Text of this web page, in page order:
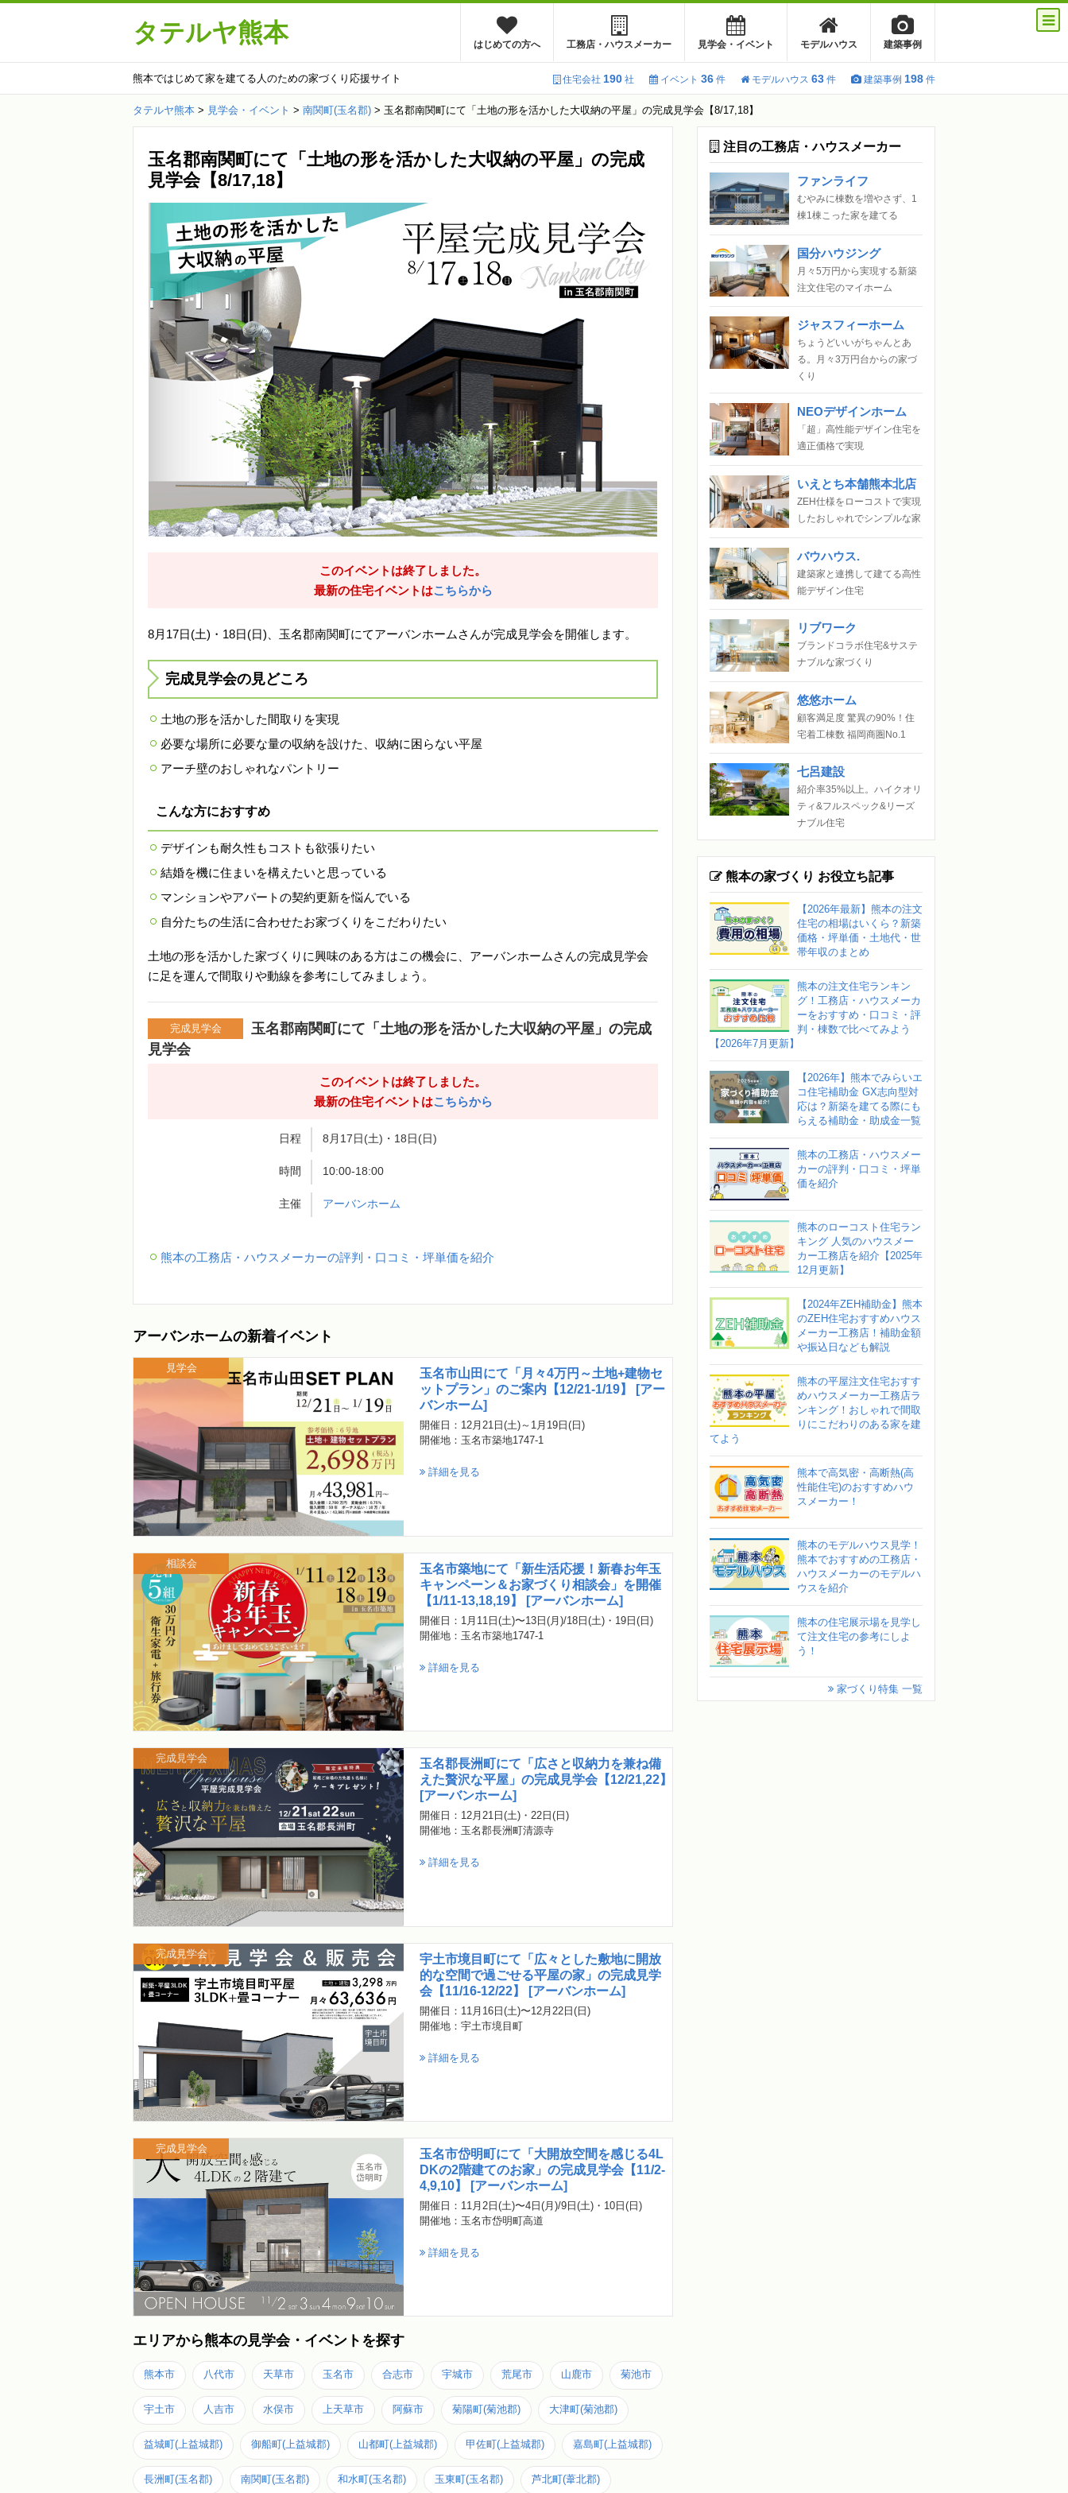
タテルヤ熊本 はじめての方へ 工務店・ハウスメーカー 見学会・イベント モデルハウス 建築事例
熊本ではじめて家を建てる人のための家づくり応援サイト 住宅会社 190 社 イベント 36 件 モデルハウス 63 件 建築事例 198 件
タテルヤ熊本 > 見学会・イベント > 南関町(玉名郡) > 玉名郡南関町にて「土地の形を活かした大収納の平屋」の完成見学会【8/17,18】
玉名郡南関町にて「土地の形を活かした大収納の平屋」の完成
見学会【8/17,18】
このイベントは終了しました。
最新の住宅イベントはこちらから
8月17日(土)・18日(日)、玉名郡南関町にてアーバンホームさんが完成見学会を開催します。
完成見学会の見どころ
土地の形を活かした間取りを実現
必要な場所に必要な量の収納を設けた、収納に困らない平屋
アーチ壁のおしゃれなパントリー
こんな方におすすめ
デザインも耐久性もコストも欲張りたい
結婚を機に住まいを構えたいと思っている
マンションやアパートの契約更新を悩んでいる
自分たちの生活に合わせたお家づくりをこだわりたい
土地の形を活かした家づくりに興味のある方はこの機会に、アーバンホームさんの完成見学会
に足を運んで間取りや動線を参考にしてみましょう。
玉名郡南関町にて「土地の形を活かした大収納の平屋」の完成
見学会
このイベントは終了しました。
最新の住宅イベントはこちらから
日程 8月17日(土)・18日(日)
時間 10:00-18:00
主催 アーバンホーム
完成見学会
熊本の工務店・ハウスメーカーの評判・口コミ・坪単価を紹介
アーバンホームの新着イベント
玉名市山田にて「月々4万円～土地+建物セ
ットプラン」のご案内【12/21-1/19】 [アー
バンホーム]
開催日：12月21日(土)～1月19日(日)
開催地：玉名市築地1747-1
詳細を見る
見学会
玉名市築地にて「新生活応援！新春お年玉
キャンペーン＆お家づくり相談会」を開催
【1/11-13,18,19】 [アーバンホーム]
開催日：1月11日(土)〜13日(月)/18日(土)・19日(日)
開催地：玉名市築地1747-1
詳細を見る
相談会
玉名郡長洲町にて「広さと収納力を兼ね備
えた贅沢な平屋」の完成見学会【12/21,22】
[アーバンホーム]
開催日：12月21日(土)・22日(日)
開催地：玉名郡長洲町清源寺
詳細を見る
完成見学会
宇土市境目町にて「広々とした敷地に開放
的な空間で過ごせる平屋の家」の完成見学
会【11/16-12/22】 [アーバンホーム]
開催日：11月16日(土)〜12月22日(日)
開催地：宇土市境目町
詳細を見る
完成見学会
玉名市岱明町にて「大開放空間を感じる4L
DKの2階建てのお家」の完成見学会【11/2-
4,9,10】 [アーバンホーム]
開催日：11月2日(土)〜4日(月)/9日(土)・10日(日)
開催地：玉名市岱明町高道
詳細を見る
完成見学会
エリアから熊本の見学会・イベントを探す
熊本市 八代市 天草市 玉名市 合志市 宇城市 荒尾市 山鹿市 菊池市
宇土市 人吉市 水俣市 上天草市 阿蘇市 菊陽町(菊池郡) 大津町(菊池郡)
益城町(上益城郡) 御船町(上益城郡) 山都町(上益城郡) 甲佐町(上益城郡) 嘉島町(上益城郡)
長洲町(玉名郡) 南関町(玉名郡) 和水町(玉名郡) 玉東町(玉名郡) 芦北町(葦北郡)
注目の工務店・ハウスメーカー
ファンライフ
むやみに棟数を増やさず、1
棟1棟こった家を建てる
国分ハウジング
月々5万円から実現する新築
注文住宅のマイホーム
ジャスフィーホーム
ちょうどいいがちゃんとあ
る。月々3万円台からの家づ
くり
NEOデザインホーム
「超」高性能デザイン住宅を
適正価格で実現
いえとち本舗熊本北店
ZEH仕様をローコストで実現
したおしゃれでシンプルな家
バウハウス.
建築家と連携して建てる高性
能デザイン住宅
リブワーク
ブランドコラボ住宅&サステ
ナブルな家づくり
悠悠ホーム
顧客満足度 驚異の90%！住
宅着工棟数 福岡商圏No.1
七呂建設
紹介率35%以上。ハイクオリ
ティ&フルスペック&リーズ
ナブル住宅
熊本の家づくり お役立ち記事
【2026年最新】熊本の注文
住宅の相場はいくら？新築
価格・坪単価・土地代・世
帯年収のまとめ
熊本の注文住宅ランキン
グ！工務店・ハウスメーカ
ーをおすすめ・口コミ・評
判・棟数で比べてみよう
【2026年7月更新】
【2026年】熊本でみらいエ
コ住宅補助金 GX志向型対
応は？新築を建てる際にも
らえる補助金・助成金一覧
熊本の工務店・ハウスメー
カーの評判・口コミ・坪単
価を紹介
熊本のローコスト住宅ラン
キング 人気のハウスメー
カー工務店を紹介【2025年
12月更新】
【2024年ZEH補助金】熊本
のZEH住宅おすすめハウス
メーカー工務店！補助金額
や振込日なども解説
熊本の平屋注文住宅おすす
めハウスメーカー工務店ラ
ンキング！おしゃれで間取
りにこだわりのある家を建
てよう
熊本で高気密・高断熱(高
性能住宅)のおすすめハウ
スメーカー！
熊本のモデルハウス見学！
熊本でおすすめの工務店・
ハウスメーカーのモデルハ
ウスを紹介
熊本の住宅展示場を見学し
て注文住宅の参考にしよ
う！
家づくり特集 一覧